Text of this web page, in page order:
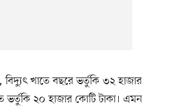
বিদ্যুৎ খাতে বছরে ভর্তুকি ৩২ হাজার
ভর্তুকি ২০ হাজার কোটি টাকা। এমন